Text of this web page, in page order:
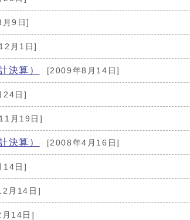
9日]
月1日]
決算） [2009年8月14日]
24日]
月19日]
決算） [2008年4月16日]
14日]
月14日]
14日]